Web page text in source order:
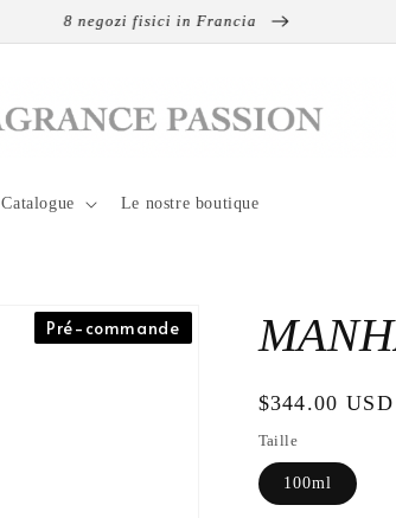
8 negozi fisici in Francia
Catalogue Le nostre boutique
Pré-commande
Prezzo
di
listino
$344.00 USD
Taille
100ml